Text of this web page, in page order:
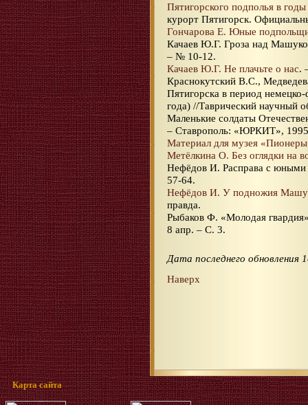
Пятигорского подполья в
курорт Пятигорск.
Гончарова Е. Юные
Качаев Ю.Г. Гроза над
– № 10-12.
Качаев Ю.Г. Не плачьте о нас.
Краснокутский В.С.,
Пятигорска в период
года) //Таврический научный
Маленькие солдаты
– Ставрополь: «ЮРКИТ»,
Материал для музея
Метёлкина О. Без оглядки на
Нефёдов И. Расправа с
57-64.
Нефёдов И. У подножия
правда.
Рыбаков Ф. «Молодая
8 апр. – С. 3.
Дата последнего обновления
Наверх
Карта сайта